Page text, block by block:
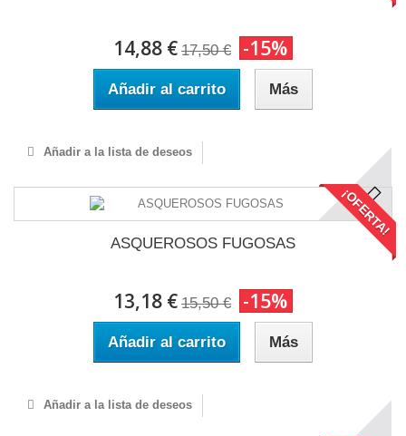
14,88 € 17,50 € -15%
Añadir al carrito Más
Añadir a la lista de deseos
¡OFERTA!
ASQUEROSOS FUGOSAS
13,18 € 15,50 € -15%
Añadir al carrito Más
Añadir a la lista de deseos